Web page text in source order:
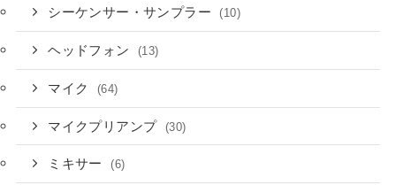
シーケンサー・サンプラー (10)
ヘッドフォン (13)
マイク (64)
マイクプリアンプ (30)
ミキサー (6)